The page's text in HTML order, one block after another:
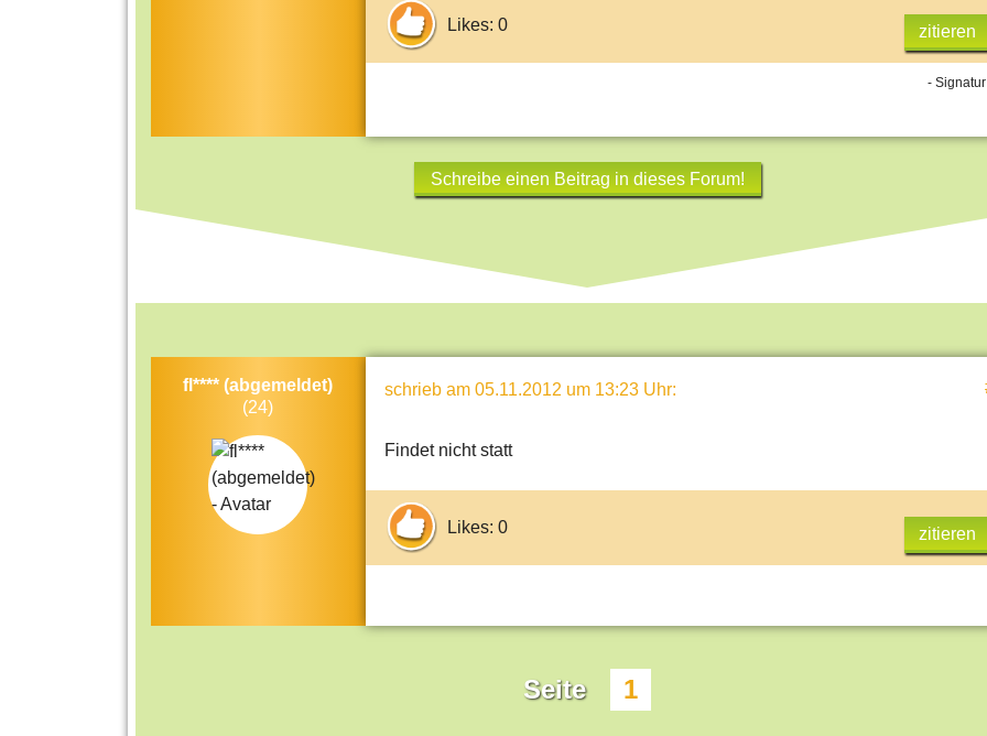
Likes: 0 zitieren
-
Schreibe einen Beitrag in dieses Forum!
fl**** (abgemeldet)
(24)
schrieb am 05.11.2012 um 13:23 Uhr:
Findet nicht statt
Likes: 0 zitieren
Seite 1